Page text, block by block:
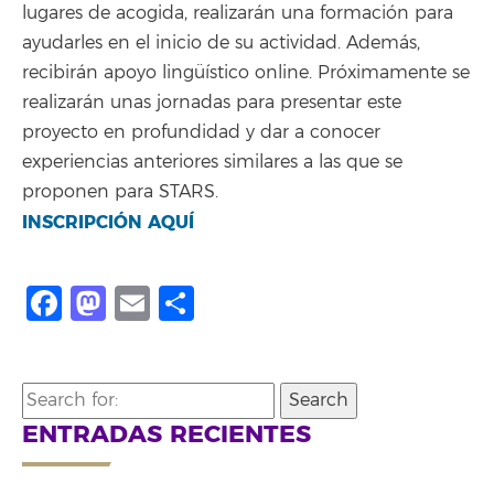
lugares de acogida, realizarán una formación para
ayudarles en el inicio de su actividad. Además,
recibirán apoyo lingüístico online. Próximamente se
realizarán unas jornadas para presentar este
proyecto en profundidad y dar a conocer
experiencias anteriores similares a las que se
proponen para STARS.
INSCRIPCIÓN AQUÍ
Facebook
Mastodon
Email
Search
for:
ENTRADAS RECIENTES